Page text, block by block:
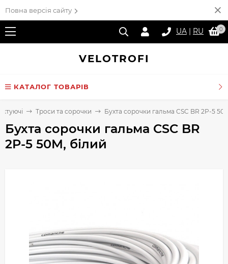
Повна версія сайту
UA | RU 0
VELOTROFI
КАТАЛОГ ТОВАРІВ
Троси та сорочки Бухта сорочки гальма CSC BR 2P-5
Бухта сорочки гальма CSC BR
2P-5 50M, білий